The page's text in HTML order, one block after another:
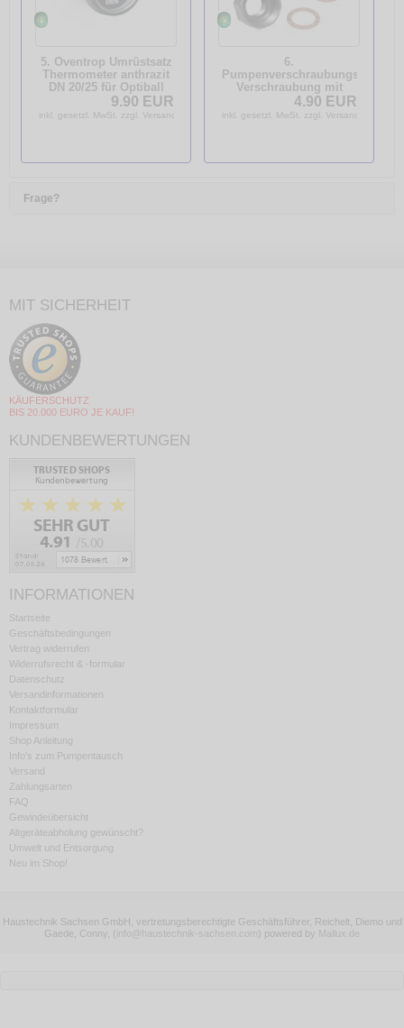
5. Oventrop Umrüstsatz
Thermometer anthrazit
DN 20/25 für Optiball
Kugelhahn 1077182
9.90 EUR
inkl. gesetzl. MwSt. zzgl. Versandkosten
6.
Pumpenverschraubungssatz
Verschraubung mit
Dichtungen DN 25 G1
1/2" x 1" IG
4.90 EUR
inkl. gesetzl. MwSt. zzgl. Versandkosten
Frage?
MIT SICHERHEIT
KÄUFERSCHUTZ
BIS 20.000 EURO JE KAUF!
KUNDENBEWERTUNGEN
INFORMATIONEN
Startseite
Geschäftsbedingungen
Vertrag widerrufen
Widerrufsrecht & -formular
Datenschutz
Versandinformationen
Kontaktformular
Impressum
Shop Anleitung
Info's zum Pumpentausch
Versand
Zahlungsarten
FAQ
Gewindeübersicht
Altgeräteabholung gewünscht?
Umwelt und Entsorgung
Neu im Shop!
Haustechnik Sachsen GmbH, vertretungsberechtigte Geschäftsführer, Reichelt, Diemo und
Gaede, Conny, ( info@haustechnik-sachsen.com ) powered by Mallux.de